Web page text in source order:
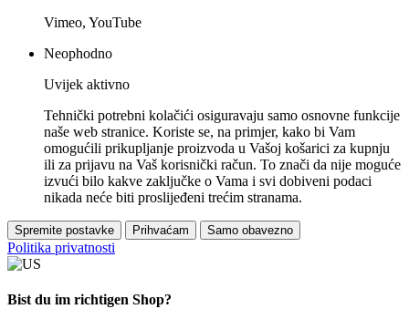
Vimeo, YouTube
Neophodno
Uvijek aktivno
Tehnički potrebni kolačići osiguravaju samo osnovne funkcije
naše web stranice. Koriste se, na primjer, kako bi Vam
omogućili prikupljanje proizvoda u Vašoj košarici za kupnju
ili za prijavu na Vaš korisnički račun. To znači da nije moguće
izvući bilo kakve zaključke o Vama i svi dobiveni podaci
nikada neće biti proslijeđeni trećim stranama.
Spremite postavke Prihvaćam Samo obavezno
Politika privatnosti
Bist du im richtigen Shop?